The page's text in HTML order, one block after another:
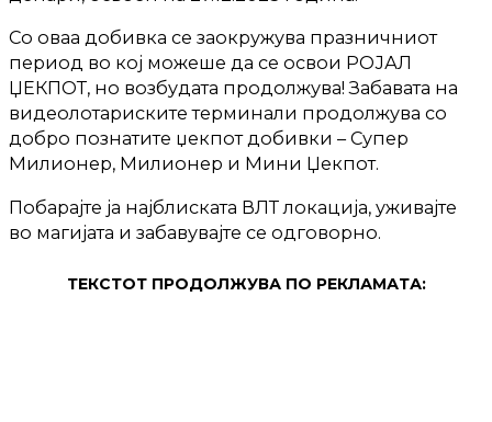
Со оваа добивка се заокружува празничниот
период во кој можеше да се освои РОЈАЛ
ЏЕКПОТ, но возбудата продолжува! Забавата на
видеолотариските терминали продолжува со
добро познатите џекпот добивки – Супер
Милионер, Милионер и Мини Џекпот.
Побарајте ја најблиската ВЛТ локација, уживајте
во магијата и забавувајте се одговорно.
ТЕКСТОТ ПРОДОЛЖУВА ПО РЕКЛАМАТА: